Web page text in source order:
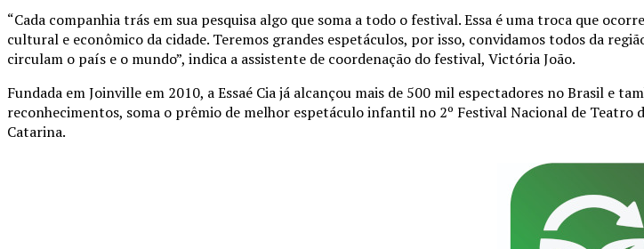
“Cada companhia trás em sua pesquisa algo que soma a todo o festival. Essa é uma troca que
cultural e econômico da cidade. Teremos grandes espetáculos, por isso, convidamos todos da
circulam o país e o mundo”, indica a assistente de coordenação do festival, Victória João.
Fundada em Joinville em 2010, a Essaé Cia já alcançou mais de 500 mil espectadores no Brasil e
reconhecimentos, soma o prêmio de melhor espetáculo infantil no 2º Festival Nacional de Teatro
Catarina.